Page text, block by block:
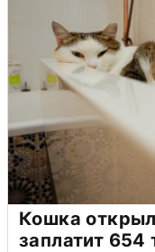
Кошка
заплатит 654